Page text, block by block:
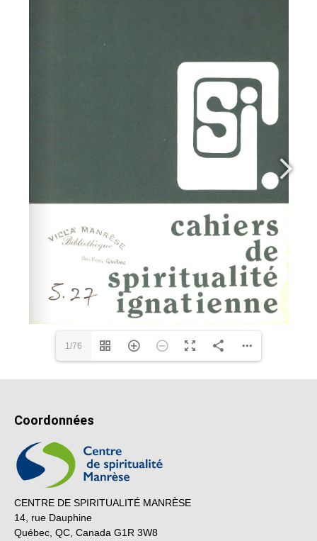
1/76
Coordonnées
CENTRE DE SPIRITUALITÉ MANRÈSE
14, rue Dauphine
Québec, QC, Canada G1R 3W8